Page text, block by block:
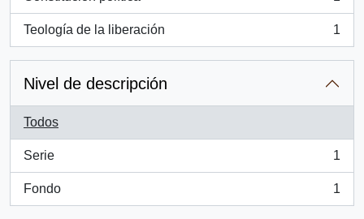
, 1 resultados
Teología de la liberación
, 1 resultados
1
Nivel de descripción
Todos
Serie
, 1 resultados
1
Fondo
, 1 resultados
1